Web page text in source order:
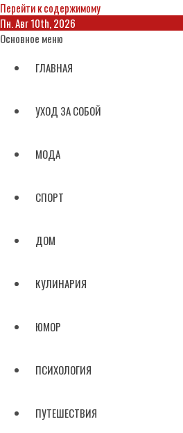
Перейти к содержимому
Пн. Авг 10th, 2026
Основное меню
ГЛАВНАЯ
УХОД ЗА СОБОЙ
МОДА
СПОРТ
ДОМ
КУЛИНАРИЯ
ЮМОР
ПСИХОЛОГИЯ
ПУТЕШЕСТВИЯ